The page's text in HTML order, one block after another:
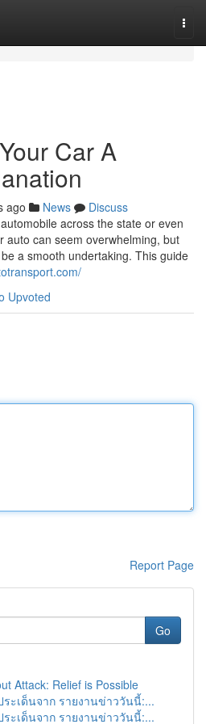
Car A
ago News
Discuss
across the state or even
auto can seem overwhelming, but
a smooth undertaking. This guide
Upvoted
Report Page
Go
Attack: Relief is Possible
ะเด็นจาก รายงานข่าววันนี้:...
ะเด็นจาก รายงานข่าววันนี้:...